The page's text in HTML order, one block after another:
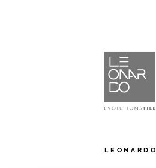
LEONARDO